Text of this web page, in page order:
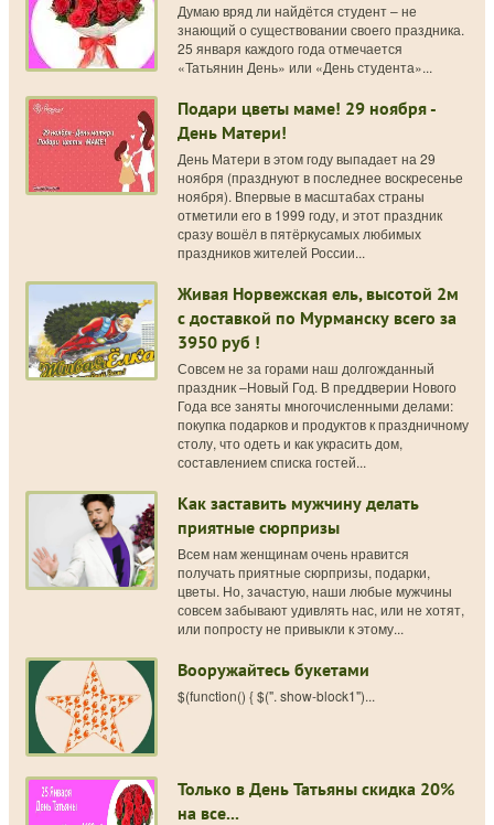
Думаю вряд ли найдётся студент – не
знающий о существовании своего праздника.
25 января каждого года отмечается
«Татьянин День» или «День студента»...
Подари цветы маме! 29 ноября -
День Матери!
День Матери в этом году выпадает на 29
ноября (празднуют в последнее воскресенье
ноября). Впервые в масштабах страны
отметили его в 1999 году, и этот праздник
сразу вошёл в пятёркусамых любимых
праздников жителей России...
Живая Норвежская ель, высотой 2м
с доставкой по Мурманску всего за
3950 руб !
Совсем не за горами наш долгожданный
праздник –Новый Год. В преддверии Нового
Года все заняты многочисленными делами:
покупка подарков и продуктов к праздничному
столу, что одеть и как украсить дом,
составлением списка гостей...
Как заставить мужчину делать
приятные сюрпризы
Всем нам женщинам очень нравится
получать приятные сюрпризы, подарки,
цветы. Но, зачастую, наши любые мужчины
совсем забывают удивлять нас, или не хотят,
или попросту не привыкли к этому...
Вооружайтесь букетами
$(function() { $(". show-block1")...
Только в День Татьяны скидка 20%
на все...